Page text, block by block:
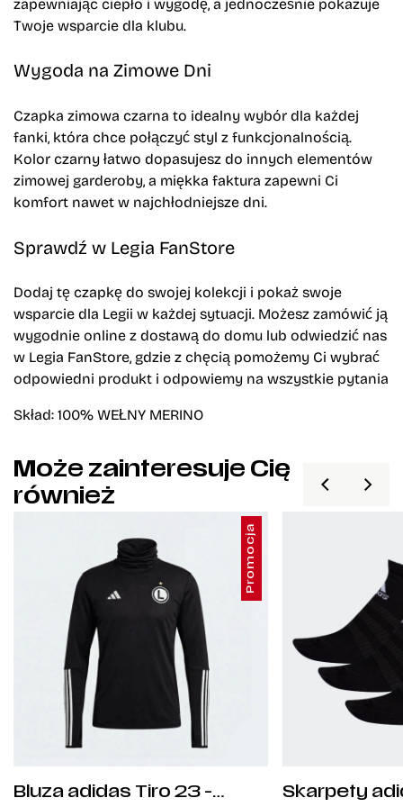
Twoje wsparcie dla klubu.
Wygoda na Zimowe Dni
Czapka zimowa czarna to idealny wybór dla każdej
fanki, która chce połączyć styl z funkcjonalnością.
Kolor czarny łatwo dopasujesz do innych elementów
zimowej garderoby, a miękka faktura zapewni Ci
komfort nawet w najchłodniejsze dni.
Sprawdź w Legia FanStore
Dodaj tę czapkę do swojej kolekcji i pokaż swoje
wsparcie dla Legii w każdej sytuacji. Możesz zamówić ją
wygodnie online z dostawą do domu lub odwiedzić nas
w Legia FanStore, gdzie z chęcią pomożemy Ci wybrać
odpowiedni produkt i odpowiemy na wszystkie pytania
Skład: 100% WEŁNY MERINO
Może zainteresuje Cię
również
Promocja
Bluza adidas Tiro 23 -
Skarpety